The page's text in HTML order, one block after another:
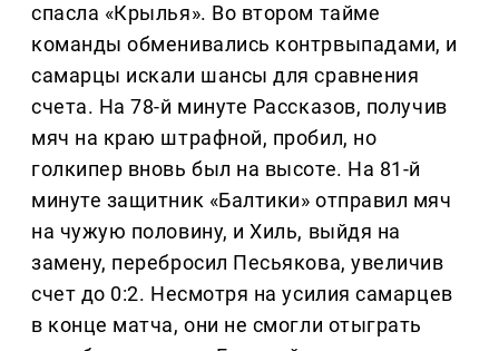
спасла «Крылья». Во втором тайме
команды обменивались контрвыпадами, и
самарцы искали шансы для сравнения
счета. На 78-й минуте Рассказов, получив
мяч на краю штрафной, пробил, но
голкипер вновь был на высоте. На 81-й
минуте защитник «Балтики» отправил мяч
на чужую половину, и Хиль, выйдя на
замену, перебросил Песьякова, увеличив
счет до 0:2. Несмотря на усилия самарцев
в конце матча, они не смогли отыграть